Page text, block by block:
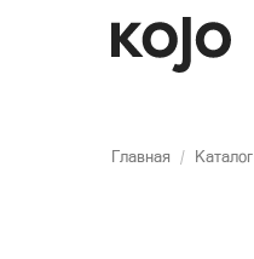
Главная / Каталог